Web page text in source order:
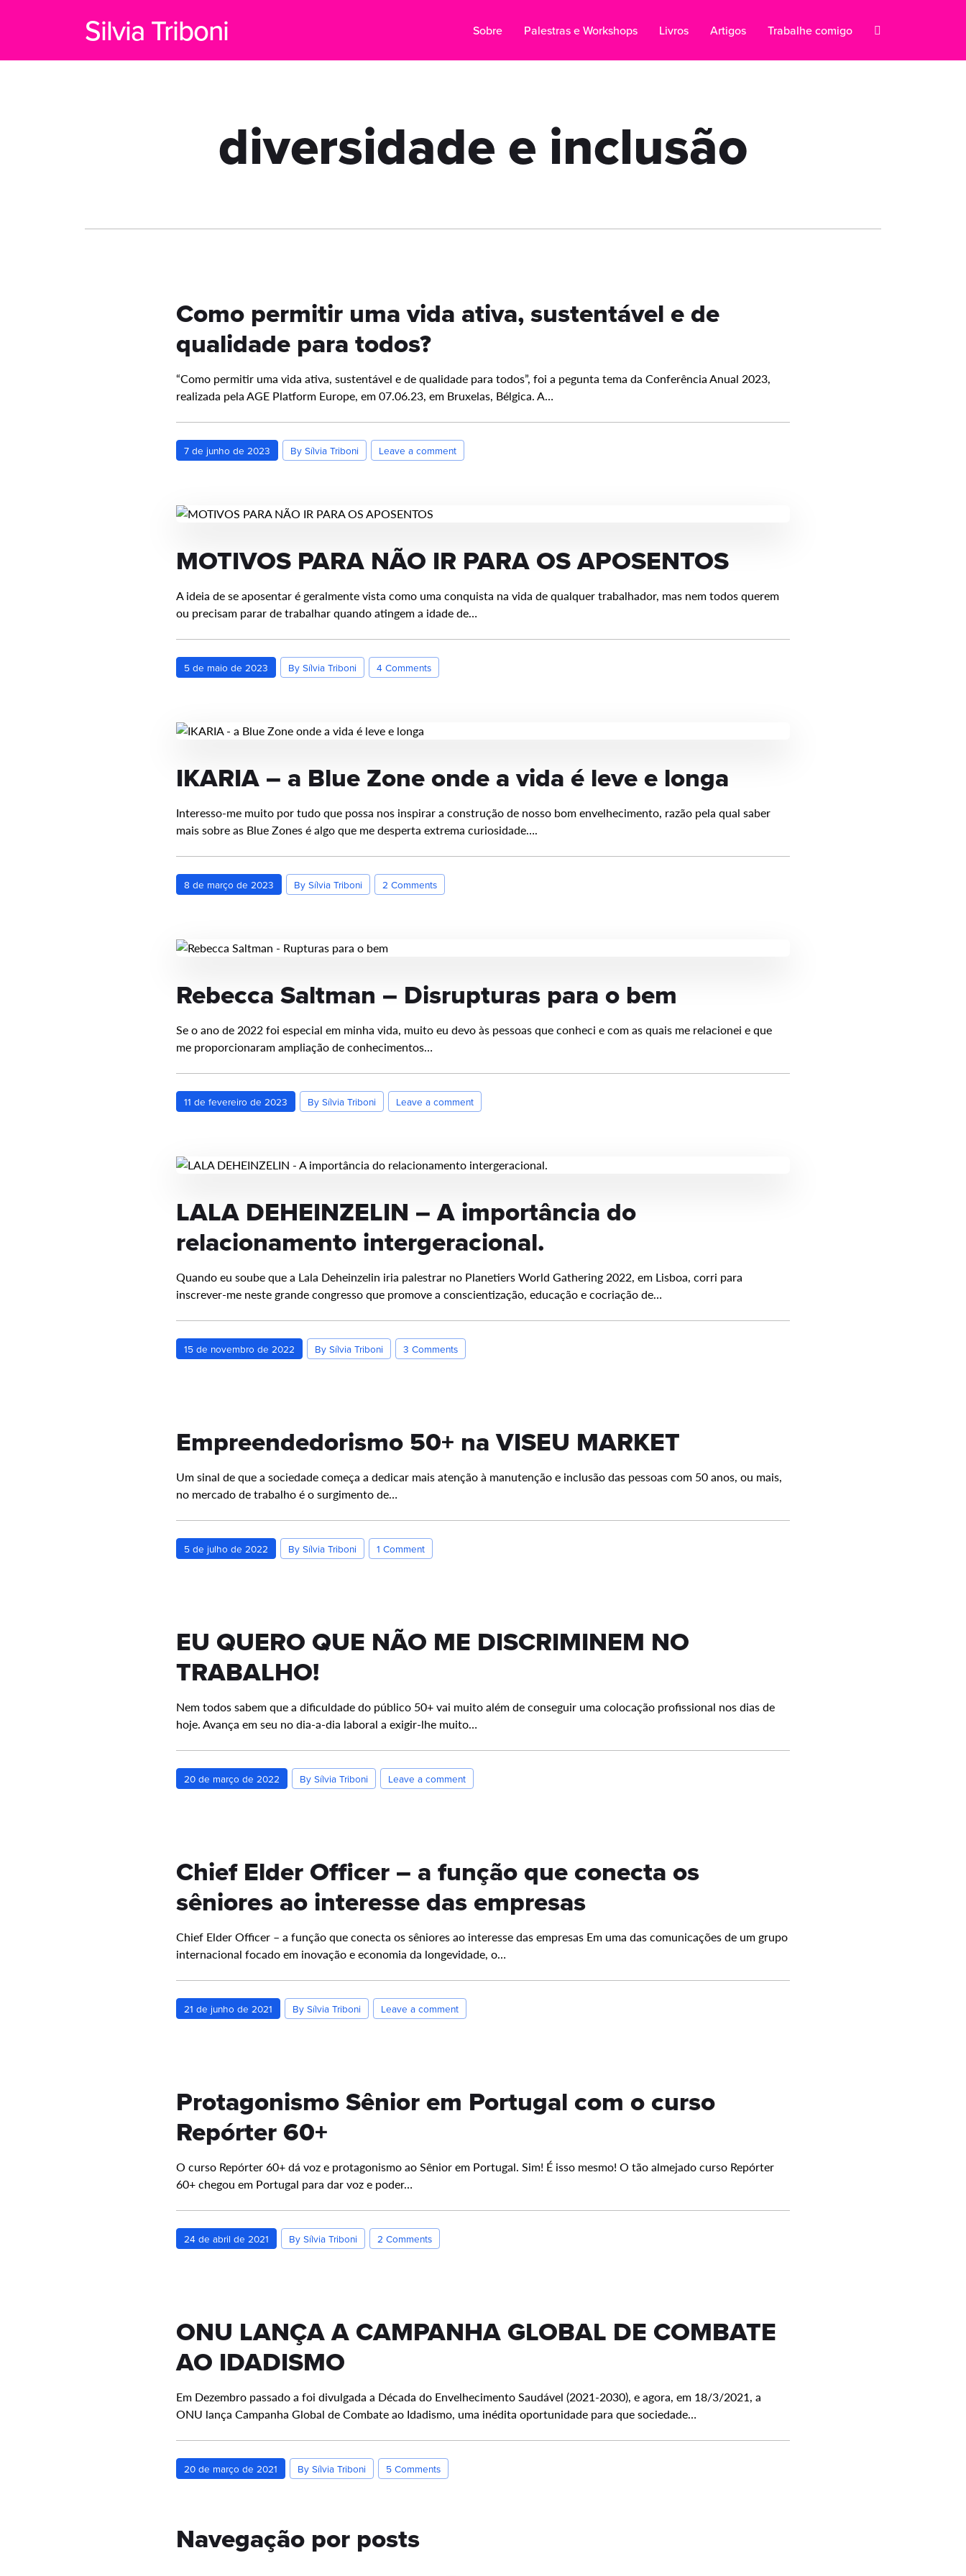
Silvia Triboni Sobre Palestras e Workshops Livros Artigos Trabalhe comigo
diversidade e inclusão
Como permitir uma vida ativa, sustentável e de
qualidade para todos?
“Como permitir uma vida ativa, sustentável e de qualidade para todos”, foi a pegunta tema da Conferência Anual 2023,
realizada pela AGE Platform Europe, em 07.06.23, em Bruxelas, Bélgica. A…
7 de junho de 2023 By Sílvia Triboni Leave a comment
MOTIVOS PARA NÃO IR PARA OS APOSENTOS
A ideia de se aposentar é geralmente vista como uma conquista na vida de qualquer trabalhador, mas nem todos querem
ou precisam parar de trabalhar quando atingem a idade de…
5 de maio de 2023 By Sílvia Triboni 4 Comments
IKARIA – a Blue Zone onde a vida é leve e longa
Interesso-me muito por tudo que possa nos inspirar a construção de nosso bom envelhecimento, razão pela qual saber
mais sobre as Blue Zones é algo que me desperta extrema curiosidade….
8 de março de 2023 By Sílvia Triboni 2 Comments
Rebecca Saltman – Disrupturas para o bem
Se o ano de 2022 foi especial em minha vida, muito eu devo às pessoas que conheci e com as quais me relacionei e que
me proporcionaram ampliação de conhecimentos…
11 de fevereiro de 2023 By Sílvia Triboni Leave a comment
LALA DEHEINZELIN – A importância do
relacionamento intergeracional.
Quando eu soube que a Lala Deheinzelin iria palestrar no Planetiers World Gathering 2022, em Lisboa, corri para
inscrever-me neste grande congresso que promove a conscientização, educação e cocriação de…
15 de novembro de 2022 By Sílvia Triboni 3 Comments
Empreendedorismo 50+ na VISEU MARKET
Um sinal de que a sociedade começa a dedicar mais atenção à manutenção e inclusão das pessoas com 50 anos, ou mais,
no mercado de trabalho é o surgimento de…
5 de julho de 2022 By Sílvia Triboni 1 Comment
EU QUERO QUE NÃO ME DISCRIMINEM NO
TRABALHO!
Nem todos sabem que a dificuldade do público 50+ vai muito além de conseguir uma colocação profissional nos dias de
hoje. Avança em seu no dia-a-dia laboral a exigir-lhe muito…
20 de março de 2022 By Sílvia Triboni Leave a comment
Chief Elder Officer – a função que conecta os
sêniores ao interesse das empresas
Chief Elder Officer – a função que conecta os sêniores ao interesse das empresas Em uma das comunicações de um grupo
internacional focado em inovação e economia da longevidade, o…
21 de junho de 2021 By Sílvia Triboni Leave a comment
Protagonismo Sênior em Portugal com o curso
Repórter 60+
O curso Repórter 60+ dá voz e protagonismo ao Sênior em Portugal. Sim! É isso mesmo! O tão almejado curso Repórter
60+ chegou em Portugal para dar voz e poder…
24 de abril de 2021 By Sílvia Triboni 2 Comments
ONU LANÇA A CAMPANHA GLOBAL DE COMBATE
AO IDADISMO
Em Dezembro passado a foi divulgada a Década do Envelhecimento Saudável (2021-2030), e agora, em 18/3/2021, a
ONU lança Campanha Global de Combate ao Idadismo, uma inédita oportunidade para que sociedade…
20 de março de 2021 By Sílvia Triboni 5 Comments
Navegação por posts